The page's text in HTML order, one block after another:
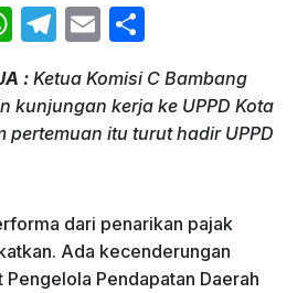
W
at
s
p
T
e
gr
E
ai
l
ar
e
: Ketua Komisi C Bambang
kunjungan kerja ke UPPD Kota
pertemuan itu turut hadir UPPD
dari penarikan pajak
Ada kecenderungan
Pengelola Pendapatan Daerah